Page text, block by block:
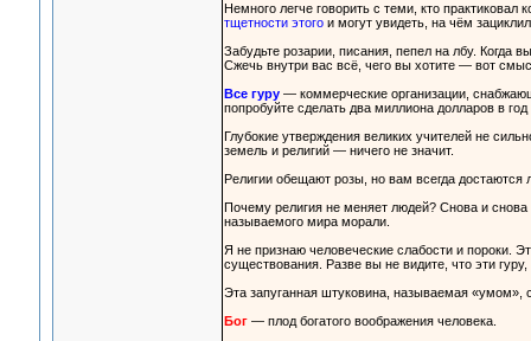
Немного легче говорить с теми, кто
тщетности этогои могут увидеть, на чём
Забудьте розарии, писания, пепел на лбу. Когда
Сжечь внутри вас всё, чего вы хотите — вот
Все гуру— коммерческие организации,
попробуйте сделать два миллиона долларов в
Глубокие утверждения великих учителей не
земель и религий — ничего не значит.
Религии обещают розы, но вам всегда
Почему религия не меняет людей? Снова и
называемого мира морали.
Я не признаю человеческие слабости и пороки.
существования. Разве вы не видите, что эти
Эта запуганная штуковина, называемая
Бог— плод богатого воображения человека.